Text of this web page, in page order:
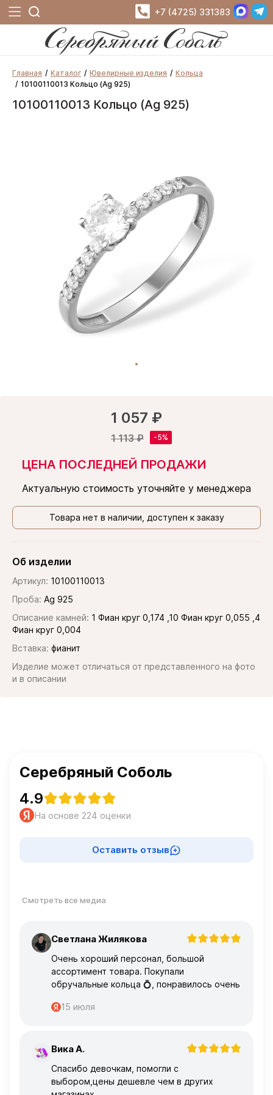
+7 (4725) 331383
Главная Каталог Ювелирные изделия
Кольца
10100110013 Кольцо (Ag 925)
10100110013 Кольцо (Ag 925)
1 057 ₽
1 113 ₽
ЦЕНА ПОСЛЕДНЕЙ ПРОДАЖИ
Актуальную стоимость уточняйте у менеджера
Товара нет в наличии, доступен к заказу
Об изделии
Артикул: 10100110013
Проба: Ag 925
Описание камней: 1 Фиан круг 0,174 ,10 Фиан круг 0,055 ,4
Фиан круг 0,004
Вставка: фианит
Изделие может отличаться от представленного на фото
и в описании
Серебряный Соболь
4.9
На основе 224 оценки
Оставить отзыв
Смотреть все медиа
С Светлана Жилякова
Очень хороший персонал, большой
ассортимент товара. Покупали
обручальные кольца 💍, понравилось очень
15 июля
В Вика А.
Спасибо девочкам, помогли с
выбором,цены дешевле чем в других